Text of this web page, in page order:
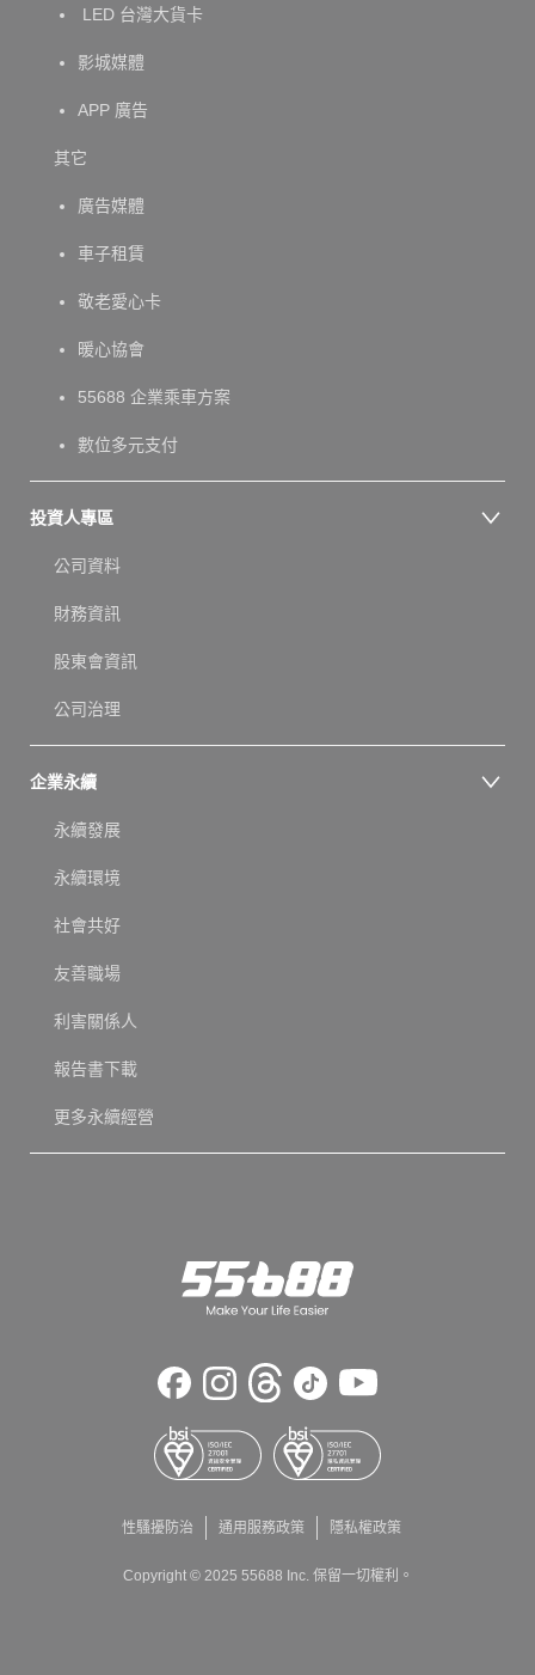
LED 台灣大貨卡
影城媒體
APP 廣告
其它
廣告媒體
車子租賃
敬老愛心卡
暖心協會
55688 企業乘車方案
數位多元支付
投資人專區
公司資料
財務資訊
股東會資訊
公司治理
企業永續
永續發展
永續環境
社會共好
友善職場
利害關係人
報告書下載
更多永續經營
Copyright © 2025 55688 Inc. 保留一切權利。
性騷擾防治 通用服務政策 隱私權政策